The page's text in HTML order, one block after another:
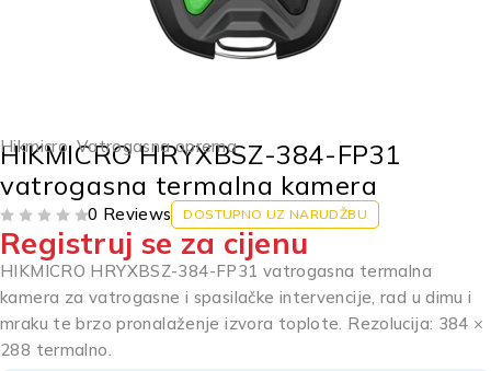
Hikmicro,Vatrogasna oprema
HIKMICRO HRYXBSZ-384-FP31
vatrogasna termalna kamera
0 Reviews DOSTUPNO UZ NARUDŽBU
Registruj se za cijenu
HIKMICRO HRYXBSZ-384-FP31 vatrogasna termalna
kamera za vatrogasne i spasilačke intervencije, rad u dimu i
mraku te brzo pronalaženje izvora toplote. Rezolucija: 384 ×
288 termalno.